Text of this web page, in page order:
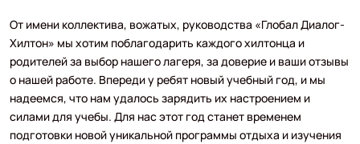
От имени коллектива, вожатых, руководства «Глобал Диалог-
Хилтон» мы хотим поблагодарить каждого хилтонца и
родителей за выбор нашего лагеря, за доверие и ваши отзывы
о нашей работе. Впереди у ребят новый учебный год, и мы
надеемся, что нам удалось зарядить их настроением и
силами для учебы. Для нас этот год станет временем
подготовки новой уникальной программы отдыха и изучения